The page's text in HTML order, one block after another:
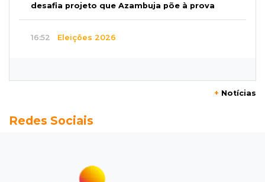
desafia projeto que Azambuja põe à prova
16:52 Eleições 2026
Com máquinas nas ruas, Vila Nogueira e
Alto risco
+ Notícias
Redes Sociais